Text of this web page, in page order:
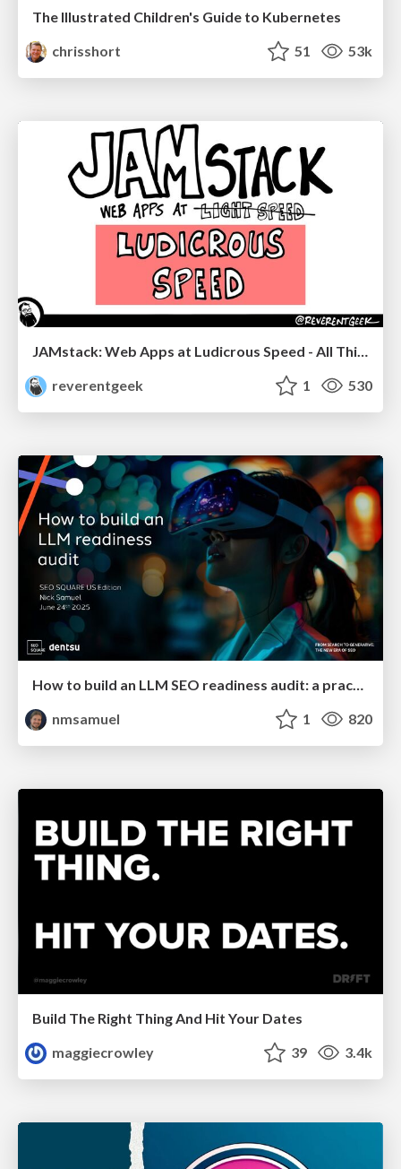
The Illustrated Children's Guide to Kubernetes
chrisshort
51 53k
reverentgeek
1 530
How to build an LLM SEO readiness audit: a practical framework
nmsamuel
1 820
Build The Right Thing And Hit Your Dates
maggiecrowley
39 3.4k